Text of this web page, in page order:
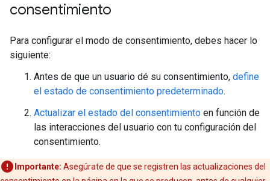
consentimiento
Para configurar el modo de consentimiento, debes hacer lo
siguiente:
Antes de que un usuario dé su consentimiento, define
el estado de consentimiento predeterminado.
Actualizar el estado del consentimiento en función de
las interacciones del usuario con tu configuración del
consentimiento.
Importante: Asegúrate de que se registren las actualizaciones del